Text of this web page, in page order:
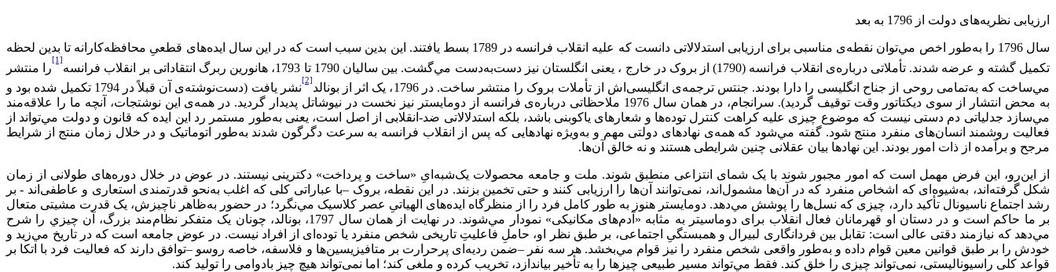
ارزیابی نظریه‌های دولت از 1796 به بعد
سال 1796 را به‌طور اخص مي‌‌توان نقطه‌ی مناسبی برای ارزیابی استدلالاتی دانست که علیه انقلاب فرانسه در 1789 بسط یافتند. این بدین سبب است که در این سال ایده‌های قطعیِ محافظه‌کارانه تا بدین لحظه
تکمیل گشته و عرضه شدند. تأملاتی درباره‌ی انقلاب فرانسه (1790) از بروک در خارج ، یعنی انگلستان نیز دست‌به‌دست مي‌‌گشت. بین سالیان 1790 تا 1793، هانورین ربرگ انتقاداتی بر انقلاب فرانسه
[1]
را منتشر
مي‌‌ساخت که به‌تمامی روحی از جناح انگلیسی را دارا بودند. جنتس ترجمه‌ی انگلیسی‌اش از تأملات بروک را منتشر ساخت. در 1796، يک اثر از بونالد
[2]
نشر یافت (دست‌نوشته‌ی آن قبلاً در 1794 تکمیل شده بود و
به محض انتشار از سوی دیکتاتور وقت توقیف گردید). سرانجام، در همان سال 1976 ملاحظاتی درباره‌ی فرانسه از دومایستر نیز نخست در نیوشاتل پدیدار گردید. در همه‌ی این نوشتجات، آنچه ما را علاقه‌مند
مي‌سازد جدلیاتی دم دستی نیست که موضوع چیزی علیه کراهت کنترل توده‌ها و شعارهای یاکوبنی باشد، بلکه استدلالاتی ضد-انقلابی از اصل است، یعنی به‌طور مستمر رد این ایده که قانون و دولت مي‌‌تواند از
فعالیت روشمند انسان‌های منفرد منتج شود. گفته مي‌‌شود که همه‌ی نهادهای دولتی مهم و به‌ویژه نهادهایی که پس از انقلاب فرانسه به سرعت دگرگون شدند به‌طور اتوماتیک و در خلال زمان منتج از شرایط
مرجح و برآمده‌ از ذات امور بودند. این نهادها بیان عقلانی چنین شرایطی هستند و نه خالق آن‌ها.
از این‌رو، این فرض مهمل است که امور مجبور شوند با یک شمای انتزاعی منطبق شوند. ملت و جامعه محصولات یک‌شبه‌ایِ «ساخت و پرداخت» دکترینی نیستند. در عوض در خلال دوره‌های طولانی از زمان
شکل گرفته‌اند، به‌شیوه‌ای که اشخاص منفرد که در آن‌ها ‌‌مشمول‌اند، نمی‌توانند آن‌ها ‌‌را ارزیابی کنند و حتی تخمین بزنند. در این نقطه، بروک –با عباراتی کلی که اغلب به‌نحو قدرتمندی استعاری و عاطفی‌اند - بر
رشد اجتماع ناسیونال تأکید دارد، چیزی که نسل‌ها را پوشش مي‌‌دهد. دومایستر هنوز به طور کامل فرد را از منظرگاه ایده‌های الهیاتیِ عصر کلاسیک مي‌‌نگرد؛ در حضور به‌ظاهر ناچیزش، یک قدرت مشیتی متعال
بر ما حاکم است و در دستان او قهرمانان فعال انقلاب برای دوماسیتر به مثابه «آدم‌های مکانیکی» نمودار مي‌‌شوند. در نهایت از همان سال 1797، بونالد، چونان یک متفکر نظام‌مند بزرگ، آن چيزي را شرح
مي‌‌دهد که نیازمند دقتی عالی است: تقابل بین فردانگاری لبیرال و همبستگیِ اجتماعی، بر طبق نظر او، حاملِ فاعلیتِ تاریخی شخص منفرد یا توده‌ای از افراد نیست. در عوض جامعه است که در تاریخ مي‌‌زید و
خودش را بر طبق قوانین معین قوام داده و به‌طور واقعی شخص منفرد را نیز قوام مي‌‌بخشد. هر سه نفر –ضمن ردیه‌ای پرحرارت بر متافیزیسین‌ها و فلاسفه، خاصه روسو –توافق دارند که فعالیت فرد با اتکا بر
قواعد کلی راسیونالیستی، نمی‌تواند چیزی را خلق کند. فقط مي‌‌تواند مسیر طبیعی چیزها را به تأخیر بیاندازد، تخریب کرده و ملغی کند؛ اما نمی‌تواند هیچ چیز بادوامی را تولید کند.